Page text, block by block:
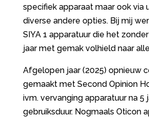
specifiek apparaat maar ook via
diverse andere opties. Bij mij
SIYA 1 apparatuur die het
jaar met gemak volhield naar
Afgelopen jaar (2025) opnieuw
gemaakt met Second Opinion
ivm. vervanging apparatuur na 5
gebruiksduur. Nogmaals Oticon